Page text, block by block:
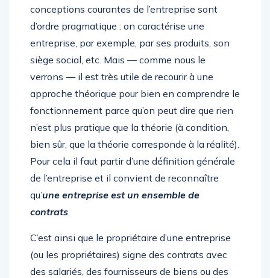
conceptions courantes de l’entreprise sont
d’ordre pragmatique : on caractérise une
entreprise, par exemple, par ses produits, son
siège social, etc. Mais — comme nous le
verrons — il est très utile de recourir à une
approche théorique pour bien en comprendre le
fonctionnement parce qu’on peut dire que rien
n’est plus pratique que la théorie (à condition,
bien sûr, que la théorie corresponde à la réalité).
Pour cela il faut partir d’une définition générale
de l’entreprise et il convient de reconnaître
qu’une entreprise est un ensemble de
contrats.
C’est ainsi que le propriétaire d’une entreprise
(ou les propriétaires) signe des contrats avec
des salariés, des fournisseurs de biens ou des